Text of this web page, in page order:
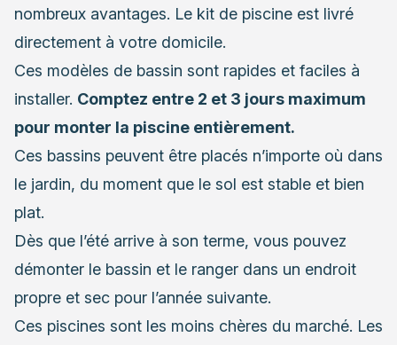
nombreux avantages. Le kit de piscine est livré
directement à votre domicile.
Ces modèles de bassin sont rapides et faciles à
installer. Comptez entre 2 et 3 jours maximum
pour monter la piscine entièrement.
Ces bassins peuvent être placés n’importe où dans
le jardin, du moment que le sol est stable et bien
plat.
Dès que l’été arrive à son terme, vous pouvez
démonter le bassin et le ranger dans un endroit
propre et sec pour l’année suivante.
Ces piscines sont les moins chères du marché. Les